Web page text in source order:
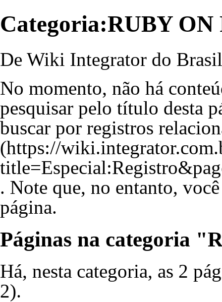
Categoria:RUBY
De Wiki Integrator do Brasil
No momento, não há
pesquisar pelo título desta
buscar por registros
. Note que, no entanto,
página.
Páginas na categoria
Há, nesta categoria, as 2
2).